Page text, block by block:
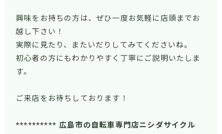
興味をお持ちの方は、ぜひ一度お気軽に店頭までお
越し下さい！
実際に見たり、またいだりしてみてくださいね。
初心者の方にもわかりやすく丁寧にご説明いたしま
す。
ご来店をお待ちしております！
********** 広島市の自転車専門店ニシダサイクル